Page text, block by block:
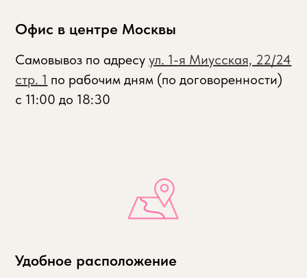
Офис в центре Москвы
Самовывоз по адресуул. 1-я Миусская, 22/24
стр. 1 по рабочим дням (по договоренности)
с 11:00 до 18:30
Удобное расположение